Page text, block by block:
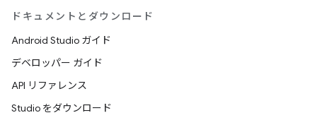
ドキュメントとダウンロード
Android Studio ガイド
デベロッパー ガイド
API リファレンス
Studio をダウンロード